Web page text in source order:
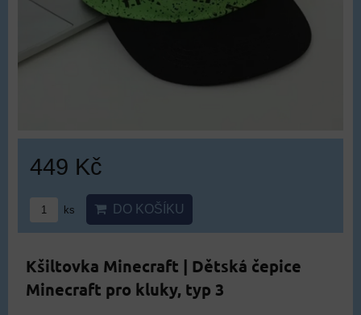
449 Kč
ks DO KOŠÍKU
Kšiltovka Minecraft | Dětská čepice
Minecraft pro kluky, typ 3